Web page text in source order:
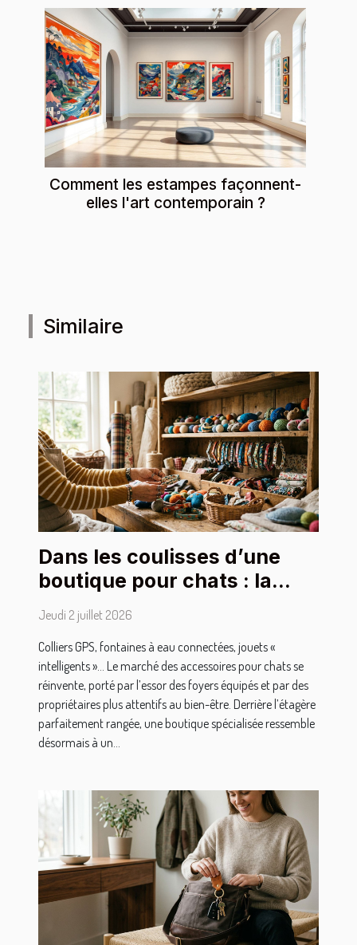
Comment les estampes façonnent-
elles l'art contemporain ?
Similaire
Dans les coulisses d’une
boutique pour chats : la
sélection des accessoires
stars
Jeudi 2 juillet 2026
Colliers GPS, fontaines à eau connectées, jouets «
intelligents »… Le marché des accessoires pour chats se
réinvente, porté par l’essor des foyers équipés et par des
propriétaires plus attentifs au bien-être. Derrière l’étagère
parfaitement rangée, une boutique spécialisée ressemble
désormais à un...